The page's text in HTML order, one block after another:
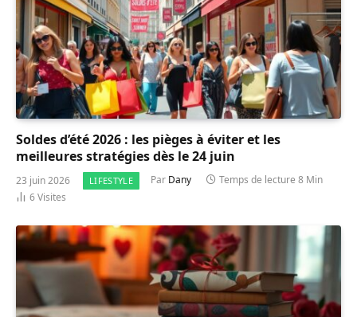
Soldes d’été 2026 : les pièges à éviter et les
meilleures stratégies dès le 24 juin
23 juin 2026 LIFESTYLE Par Dany
Temps de lecture 8 Min
6Visites